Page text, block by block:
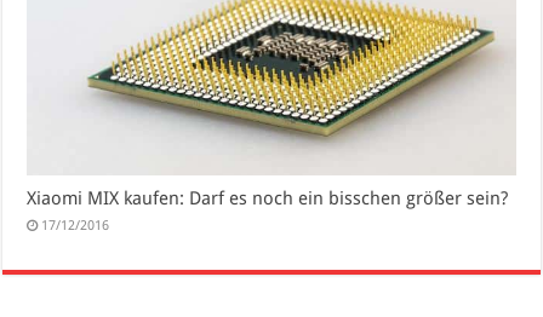
Xiaomi MIX kaufen: Darf es noch ein bisschen größer sein?
17/12/2016